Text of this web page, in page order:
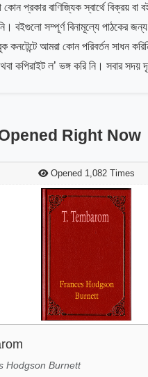
প্রকার বাণিজ্যিক স্বার্থে বিক্রয় বা
বইগুলো সম্পূর্ণ বিনামূল্যে পাঠকের
কনটেন্টে আমরা কোন পরিবর্তন সাধন
কপিরাইট ল’ ভঙ্গ করি নি। সবার সদয়
Right Now
Opened 1,082 Times
Hodgson Burnett